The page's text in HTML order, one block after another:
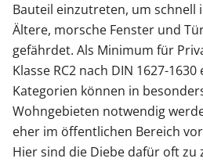
Bauteil einzutreten, um schnell
Ältere, morsche Fenster und
gefährdet. Als Minimum für
Klasse RC2 nach DIN 1627-
Kategorien können in
Wohngebieten notwendig
eher im öffentlichen Bereich
Hier sind die Diebe dafür oft zu